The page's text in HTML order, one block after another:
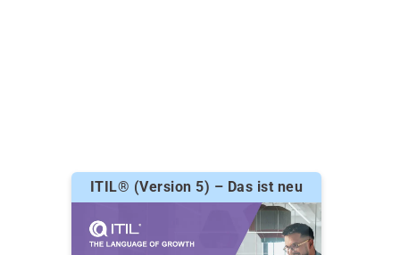
ITIL® (Version 5) – Das ist neu